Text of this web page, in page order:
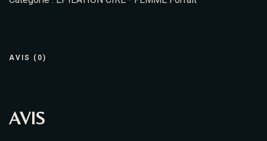
AVIS (0)
AVIS